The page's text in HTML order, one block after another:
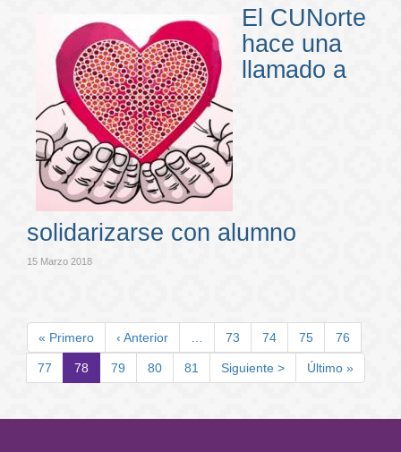
El CUNorte
hace una
llamado a
solidarizarse con alumno
15 Marzo 2018
Primera
página
« Primero
Página
anterior
‹ Anterior Page
73 Page
74 Page
75 Page
76
Page
77
Página
actual
78 Page
79 Page
80 Page
81
Siguiente
página
Siguiente >
Última
página
Último »